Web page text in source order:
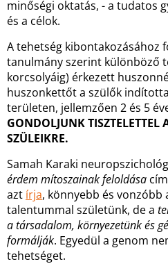
minőségi oktatás, - a tudatos
és a célok.
A tehetség kibontakozásához
tanulmány szerint különböző
korcsolyáig) érkezett
huszonkettőt a szülők
területen, jellemzően 2 és 5
GONDOLJUNK TISZTELETTEL
SZÜLEIKRE.
Samah Karaki
érdem mítoszainak feloldása
azt írja, könnyebb és vonzóbb
talentummal születünk, de a
a társadalom, környezetünk és
formálják. Egyedül a genom
tehetséget.